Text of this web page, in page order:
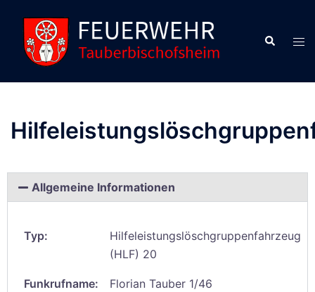
Allgemeine Informationen
Typ:
Hilfeleistungslöschgruppenfahrzeug
(HLF) 20
Funkrufname: Florian Tauber 1/46